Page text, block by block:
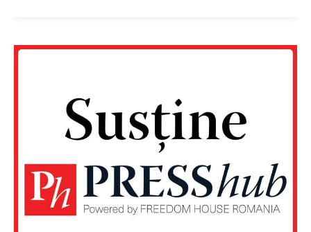
Un proiect